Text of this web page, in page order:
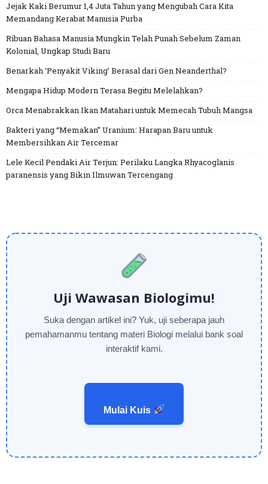
Jejak Kaki Berumur 1,4 Juta Tahun yang Mengubah Cara Kita
Memandang Kerabat Manusia Purba
Ribuan Bahasa Manusia Mungkin Telah Punah Sebelum Zaman
Kolonial, Ungkap Studi Baru
Benarkah ‘Penyakit Viking’ Berasal dari Gen Neanderthal?
Mengapa Hidup Modern Terasa Begitu Melelahkan?
Orca Menabrakkan Ikan Matahari untuk Memecah Tubuh Mangsa
Bakteri yang “Memakan” Uranium: Harapan Baru untuk
Membersihkan Air Tercemar
Lele Kecil Pendaki Air Terjun: Perilaku Langka Rhyacoglanis
paranensis yang Bikin Ilmuwan Tercengang
Uji Wawasan Biologimu!
Suka dengan artikel ini? Yuk, uji seberapa jauh
pemahamanmu tentang materi Biologi melalui bank soal
interaktif kami.
Mulai Kuis